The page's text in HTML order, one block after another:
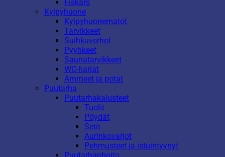
Fiskars
Kylpyhuone
Kylpyhuonematot
Tarvikkeet
Suihkuverhot
Pyyhkeet
Saunatarvikkeet
WC-harjat
Ammeet ja potat
Puutarha
Puutarhakalusteet
Tuolit
Pöydät
Setit
Aurinkovarjot
Pehmusteet ja istuintyynyt